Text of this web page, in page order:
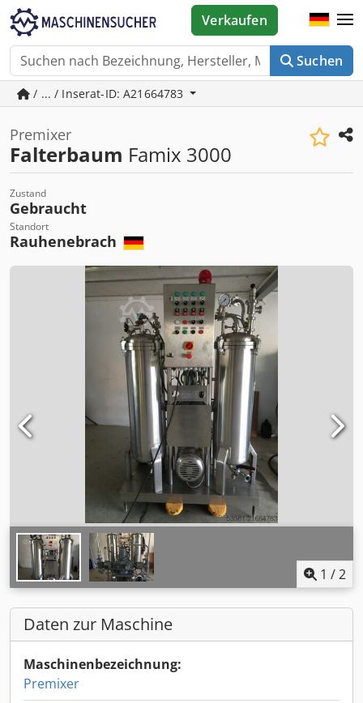
Suchen
Verkaufen
/ ... / Inserat-ID: A21664783
Premixer
Falterbaum Famix 3000
Zustand
Gebraucht
Standort
Rauhenebrach
1 /2
Daten zur Maschine
Maschinenbezeichnung:
Premixer